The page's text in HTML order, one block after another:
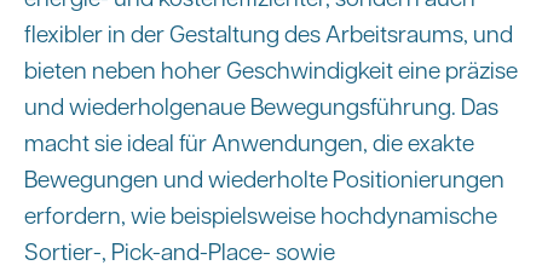
flexibler in der Gestaltung des Arbeitsraums, und
bieten neben hoher Geschwindigkeit eine präzise
und wiederholgenaue Bewegungsführung. Das
macht sie ideal für Anwendungen, die exakte
Bewegungen und wiederholte Positionierungen
erfordern, wie beispielsweise hochdynamische
Sortier-, Pick-and-Place- sowie